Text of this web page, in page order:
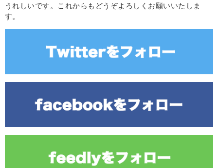
うれしいです。これからもどうぞよろしくお願いいたしま
す。